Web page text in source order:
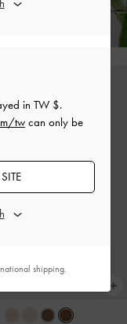
外
in TW $.
tw can only be
shipping.